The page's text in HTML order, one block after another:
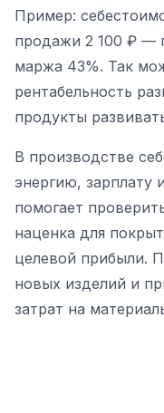
Пример:
продажи 2 100 ₽ —
маржа 43%. Так
рентабельность
продукты
В производстве
энергию, зарплату
помогает
наценка для
целевой прибыли.
новых изделий и
затрат на